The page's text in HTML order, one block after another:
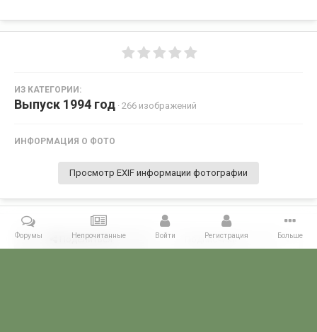
ИЗ КАТЕГОРИИ:
Выпуск 1994 год · 266 изображений
ИНФОРМАЦИЯ О ФОТО
Просмотр EXIF информации фотографии
Поделиться Подписчики 0
Форумы Непрочитанные Войти Регистрация Больше